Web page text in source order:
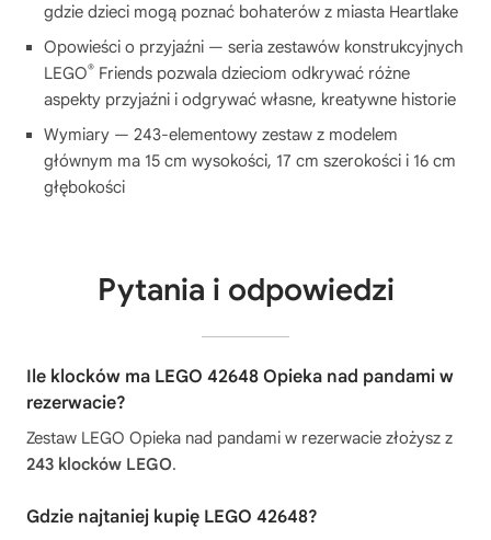
gdzie dzieci mogą poznać bohaterów z miasta Heartlake
Opowieści o przyjaźni — seria zestawów konstrukcyjnych
LEGO® Friends pozwala dzieciom odkrywać różne
aspekty przyjaźni i odgrywać własne, kreatywne historie
Wymiary — 243-elementowy zestaw z modelem
głównym ma 15 cm wysokości, 17 cm szerokości i 16 cm
głębokości
Pytania i odpowiedzi
Ile klocków ma LEGO 42648 Opieka nad pandami w
rezerwacie?
Zestaw LEGO Opieka nad pandami w rezerwacie złożysz z
243 klocków LEGO.
Gdzie najtaniej kupię LEGO 42648?